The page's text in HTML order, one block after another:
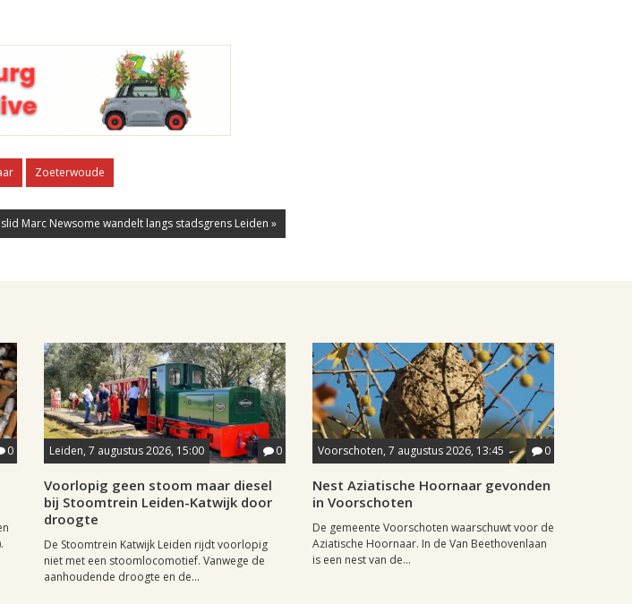
Zoeterwoude
Marc Newsome wandelt langs stadsgrens Leiden »
0 Leiden, 7 augustus 2026, 15:00 0
Voorlopig geen stoom maar diesel
bij Stoomtrein Leiden-Katwijk door
droogte
De Stoomtrein Katwijk Leiden rijdt voorlopig
niet met een stoomlocomotief. Vanwege de
aanhoudende droogte en de...
Voorschoten, 7 augustus 2026, 13:45 0
Nest Aziatische Hoornaar gevonden
in Voorschoten
De gemeente Voorschoten waarschuwt voor de
Aziatische Hoornaar. In de Van Beethovenlaan
is een nest van de...